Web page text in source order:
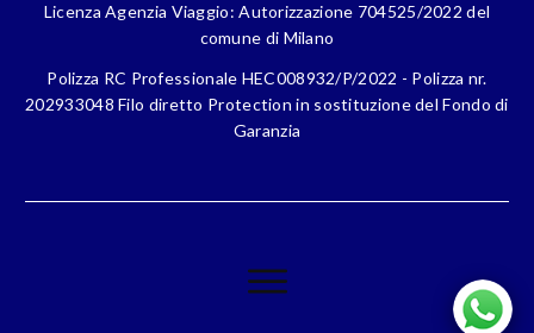
Licenza Agenzia Viaggio: Autorizzazione 704525/2022 del
comune di Milano
Polizza RC Professionale HEC008932/P/2022 - Polizza nr.
202933048 Filo diretto Protection in sostituzione del Fondo di
Garanzia